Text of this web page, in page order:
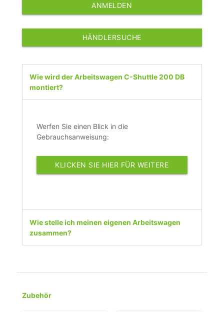
ANMELDEN
HÄNDLERSUCHE
Wie wird der Arbeitswagen C-Shuttle 200 DB
montiert?
Werfen Sie einen Blick in die
Gebrauchsanweisung:
KLICKEN SIE HIER FÜR WEITERE
Wie stelle ich meinen eigenen Arbeitswagen
zusammen?
Zubehör